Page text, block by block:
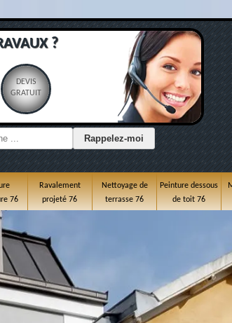
?
DEVIS
GRATUIT
76
Ravalement
projeté 76
Nettoyage de
terrasse 76
Peinture dessous
de toit 76